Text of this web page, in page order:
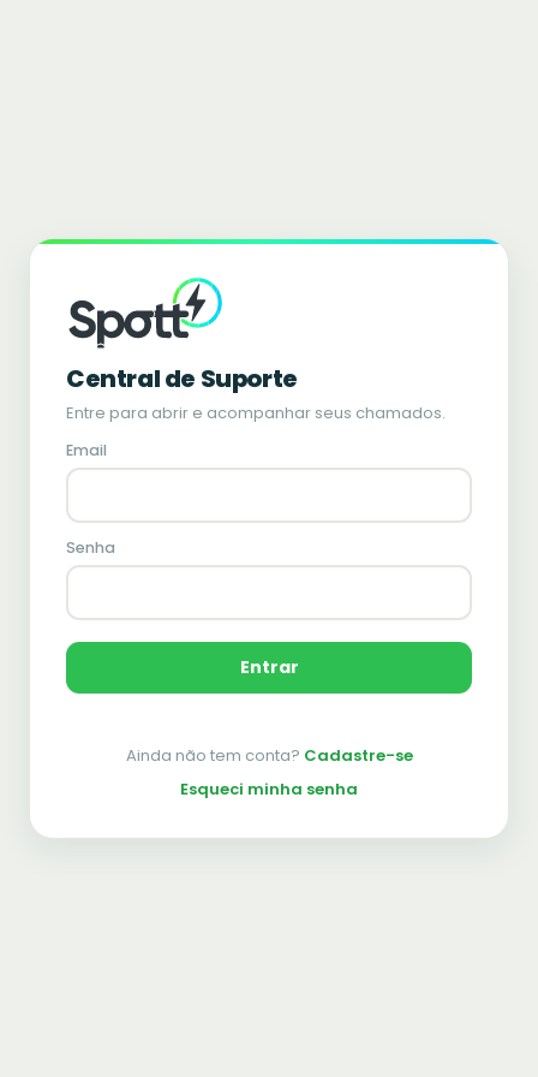
Central de Suporte
Entre para abrir e acompanhar seus chamados.
Email
Senha
Entrar
Ainda não tem conta? Cadastre-se
Esqueci minha senha